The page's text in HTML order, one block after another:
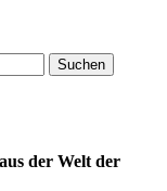
Suchen
der Welt der